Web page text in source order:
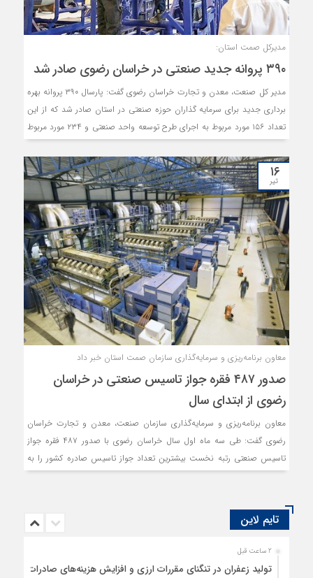
مدیرکل صمت استان:
۳۹۰ پروانه جدید صنعتی در خراسان رضوی صادر شد
مدیر کل صنعت، معدن و تجارت خراسان رضوی گفت: پارسال ۳۹۰ پروانه بهره
برداری جدید برای سرمایه گذاران حوزه صنعتی در استان صادر شد که از این
تعداد ۱۵۶ مورد مربوط به اجرای طرح توسعه واحد صنعتی و ۲۳۴ مورد مربوط
۱۶
تیر
معاون برنامه‌ریزی و سرمایه‌گذاری سازمان صمت استان خبر داد
صدور ۴۸۷ فقره جواز تاسیس صنعتی در خراسان
رضوی از ابتدای سال
معاون برنامه‌ریزی و سرمایه‌گذاری سازمان صنعت، معدن و تجارت خراسان
رضوی گفت: طی سه ماه اول سال خراسان رضوی با صدور ۴۸۷ فقره جواز
تاسیس صنعتی رتبه نخست بیشترین تعداد جواز تاسیس صادره کشور را به
تایم لاین
2 ساعت قبل
تولید زعفران در تنگنای مقررات ارزی و افزایش هزینه‌های صادرات